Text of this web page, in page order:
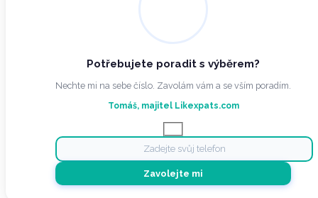
Potřebujete poradit s výběrem?
Nechte mi na sebe číslo. Zavolám vám a se vším poradím.
Tomáš, majitel Likexpats.com